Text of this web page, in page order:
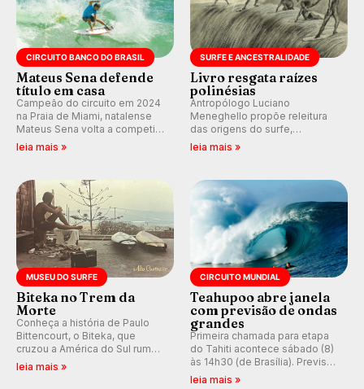
CIRCUITO BANCO DO BRASIL
Mateus Sena defende
título em casa
Campeão do circuito em 2024
na Praia de Miami, natalense
Mateus Sena volta a competir
em casa em busca de manter a
leia mais »
SURFE E ANCESTRALIDADE
Livro resgata raízes
polinésias
Antropólogo Luciano
Meneghello propõe releitura
das origens do surfe,
resgatando a cultura polinésia
prática em esporte e indústria.
leia mais »
MUSEU DO SURFE
Biteka no Trem da
Morte
Conheça a história de Paulo
Bittencourt, o Biteka, que
cruzou a América do Sul rumo
ao Pacífico em uma jornada
leia mais »
CIRCUITO MUNDIAL
Teahupoo abre janela
com previsão de ondas
grandes
Primeira chamada para etapa
do Tahiti acontece sábado (8)
às 14h30 (de Brasília). Previsão
indica swell consistente.
leia mais »